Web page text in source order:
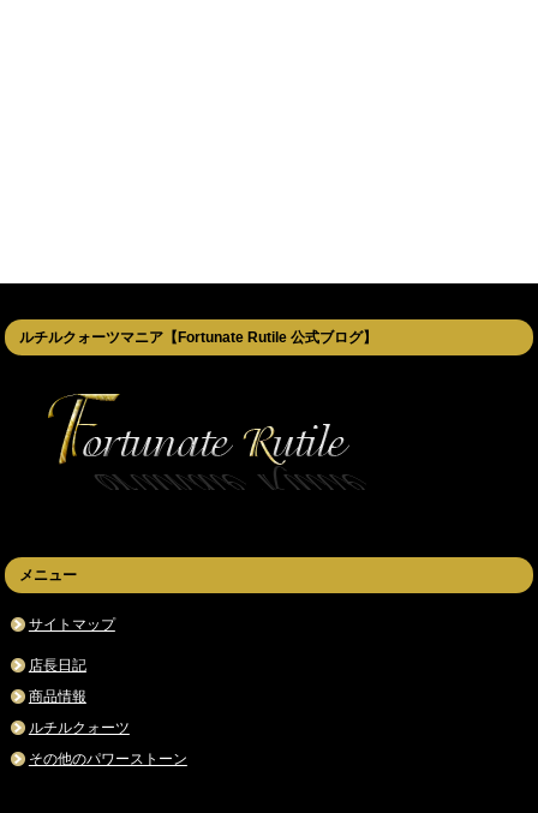
ルチルクォーツマニア【Fortunate Rutile 公式ブログ】
メニュー
サイトマップ
店長日記
商品情報
ルチルクォーツ
その他のパワーストーン